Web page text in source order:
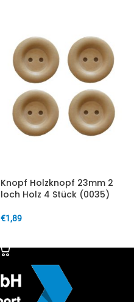
Knopf Holzknopf 23mm 2
loch Holz 4 Stück (0035)
€1,89